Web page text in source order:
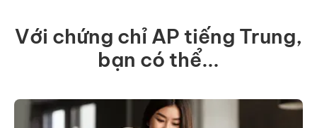
Với chứng chỉ AP tiếng Trung,
bạn có thể...